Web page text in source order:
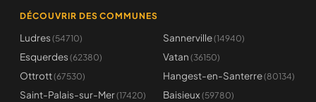
DÉCOUVRIR DES COMMUNES
Ludres (54710) Sannerville(14940)
Esquerdes (62380) Vatan (36150)
Ottrott(67530) Hangest-en-Santerre(80134)
Saint-Palais-sur-Mer(17420) Baisieux (59780)